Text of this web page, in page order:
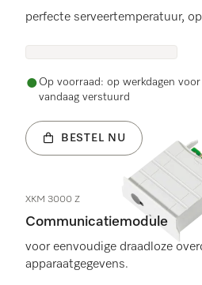
perfecte serveertemperatuur,
Op voorraad: op werkdagen
vandaag verstuurd
BESTEL NU
XKM 3000 Z
Communicatiemodule
voor eenvoudige draadloze
apparaatgegevens.